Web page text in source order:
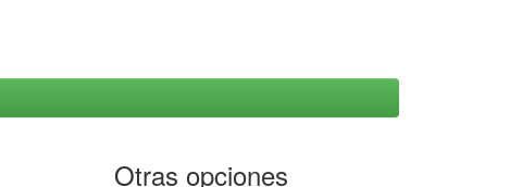
Otras opciones